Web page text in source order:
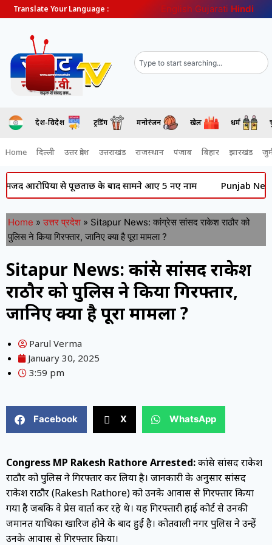
Translate Your Language : English Gujarati Hindi
देश-विदेश ट्रेंडिंग मनोरंजन खेल धर्म
Home दिल्ली उत्तर प्रदेश उत्तराखंड राजस्थान पंजाब बिहार झारखंड
से पूछताछ के बाद सामने आए 5 नए नाम Punjab News: की
Home » उत्तर प्रदेश » Sitapur News: कांग्रेस सांसद राकेश राठौर को
पुलिस ने किया गिरफ्तार, जानिए क्या है पूरा मामला ?
Sitapur News: कांग्रेस सांसद राकेश
राठौर को पुलिस ने किया गिरफ्तार,
जानिए क्या है पूरा मामला ?
Parul Verma
January 30, 2025
3:59 pm
Facebook X WhatsApp
Congress MP Rakesh Rathore Arrested:कांग्रेस सांसद राकेश
राठौर को पुलिस ने गिरफ्तार कर लिया है। जानकारी के अनुसार सांसद
राकेश राठौर (Rakesh Rathore) को उनके आवास से गिरफ्तार किया
गया है जबकि वे प्रेस वार्ता कर रहे थे। यह गिरफ्तारी हाई कोर्ट से उनकी
जमानत याचिका खारिज होने के बाद हुई है। कोतवाली नगर पुलिस ने उन्हें
उनके आवास से गिरफ्तार किया।